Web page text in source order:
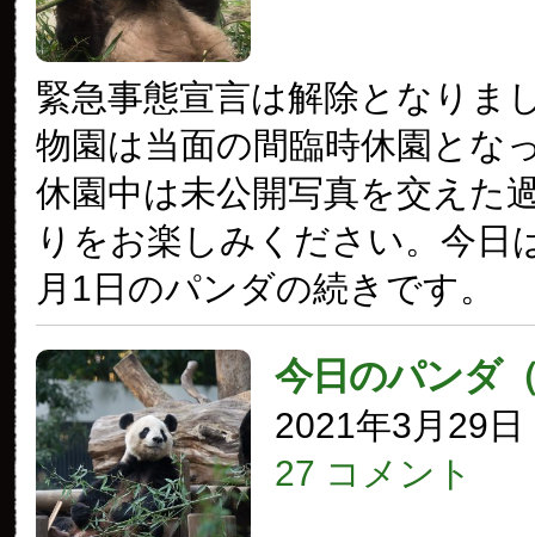
緊急事態宣言は解除となりま
物園は当面の間臨時休園とな
休園中は未公開写真を交えた
りをお楽しみください。今日
月1日のパンダの続きです。
今日のパンダ
2021年3月29日
27 コメント